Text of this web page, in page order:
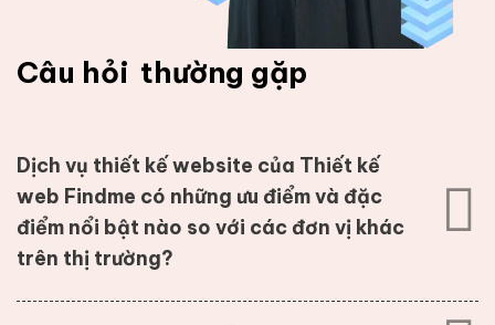
Câu hỏi thường gặp
Dịch vụ thiết kế website của Thiết kế
web Findme có những ưu điểm và đặc
điểm nổi bật nào so với các đơn vị khác
trên thị trường?